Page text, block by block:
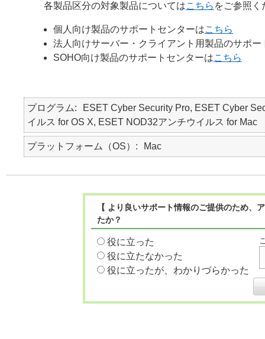
各製品区分の対象製品についてはこちら をご参照く
個人向け製品のサポートセンターはこちら
法人向けサーバー・クライアント用製品のサポー
SOHO向け製品のサポートセンターはこちら
プログラム
ESET Cyber Security Pro, ESET Cyber
イルス for OS X, ESET NOD32アンチウイルス for Mac
プラットフォーム（OS） Mac
【 より良いサポート情報のご提供のため
たか？
役に立った
役に立たなかった
役に立ったが、わかりづらかった